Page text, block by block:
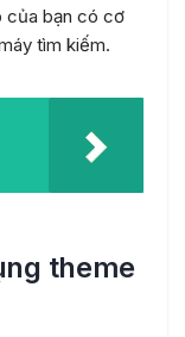
của bạn có cơ
tìm kiếm.
theme